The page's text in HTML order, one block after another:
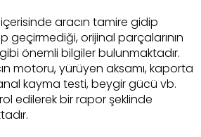
aracın tamire gidip
geçirmediği, orijinal parçalarının
önemli bilgiler bulunmaktadır.
motoru, yürüyen aksamı, kaporta
kayma testi, beygir gücü vb.
edilerek bir rapor şeklinde